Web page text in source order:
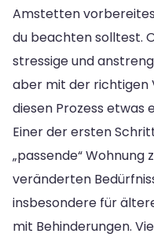
Amstetten
du beachten solltest.
stressige und
aber mit der richtigen
diesen Prozess etwas
Einer der ersten
„passende“ Wohnung
veränderten
insbesondere für
mit Behinderungen.